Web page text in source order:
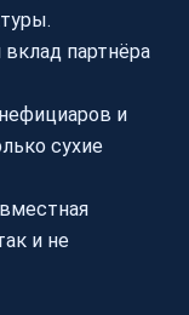
партнёра
и
сухие
и не